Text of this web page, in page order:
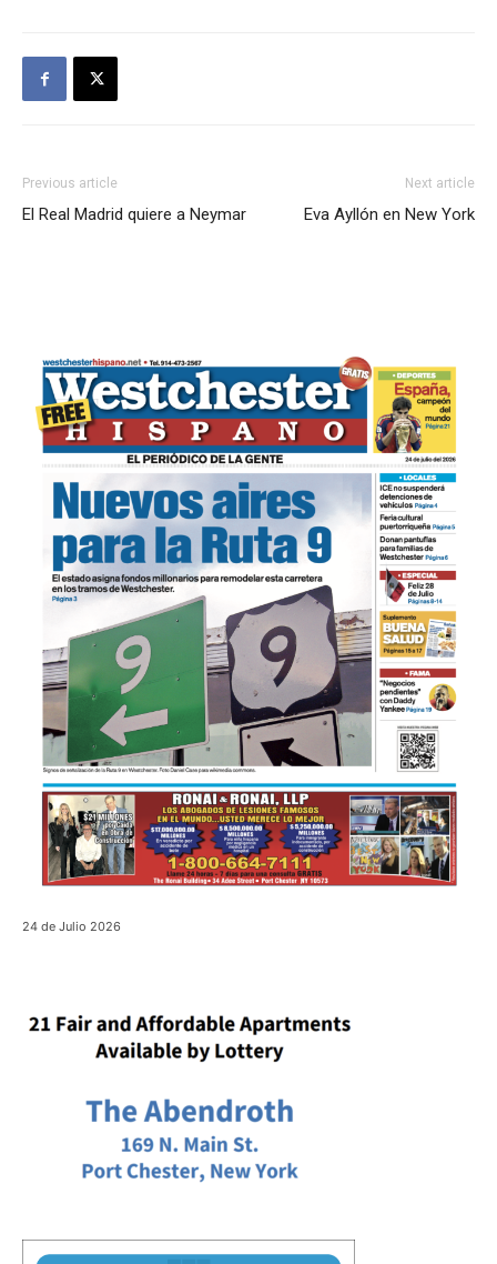
Previous article
El Real Madrid quiere a Neymar
Next article
Eva Ayllón en New York
24 de Julio 2026